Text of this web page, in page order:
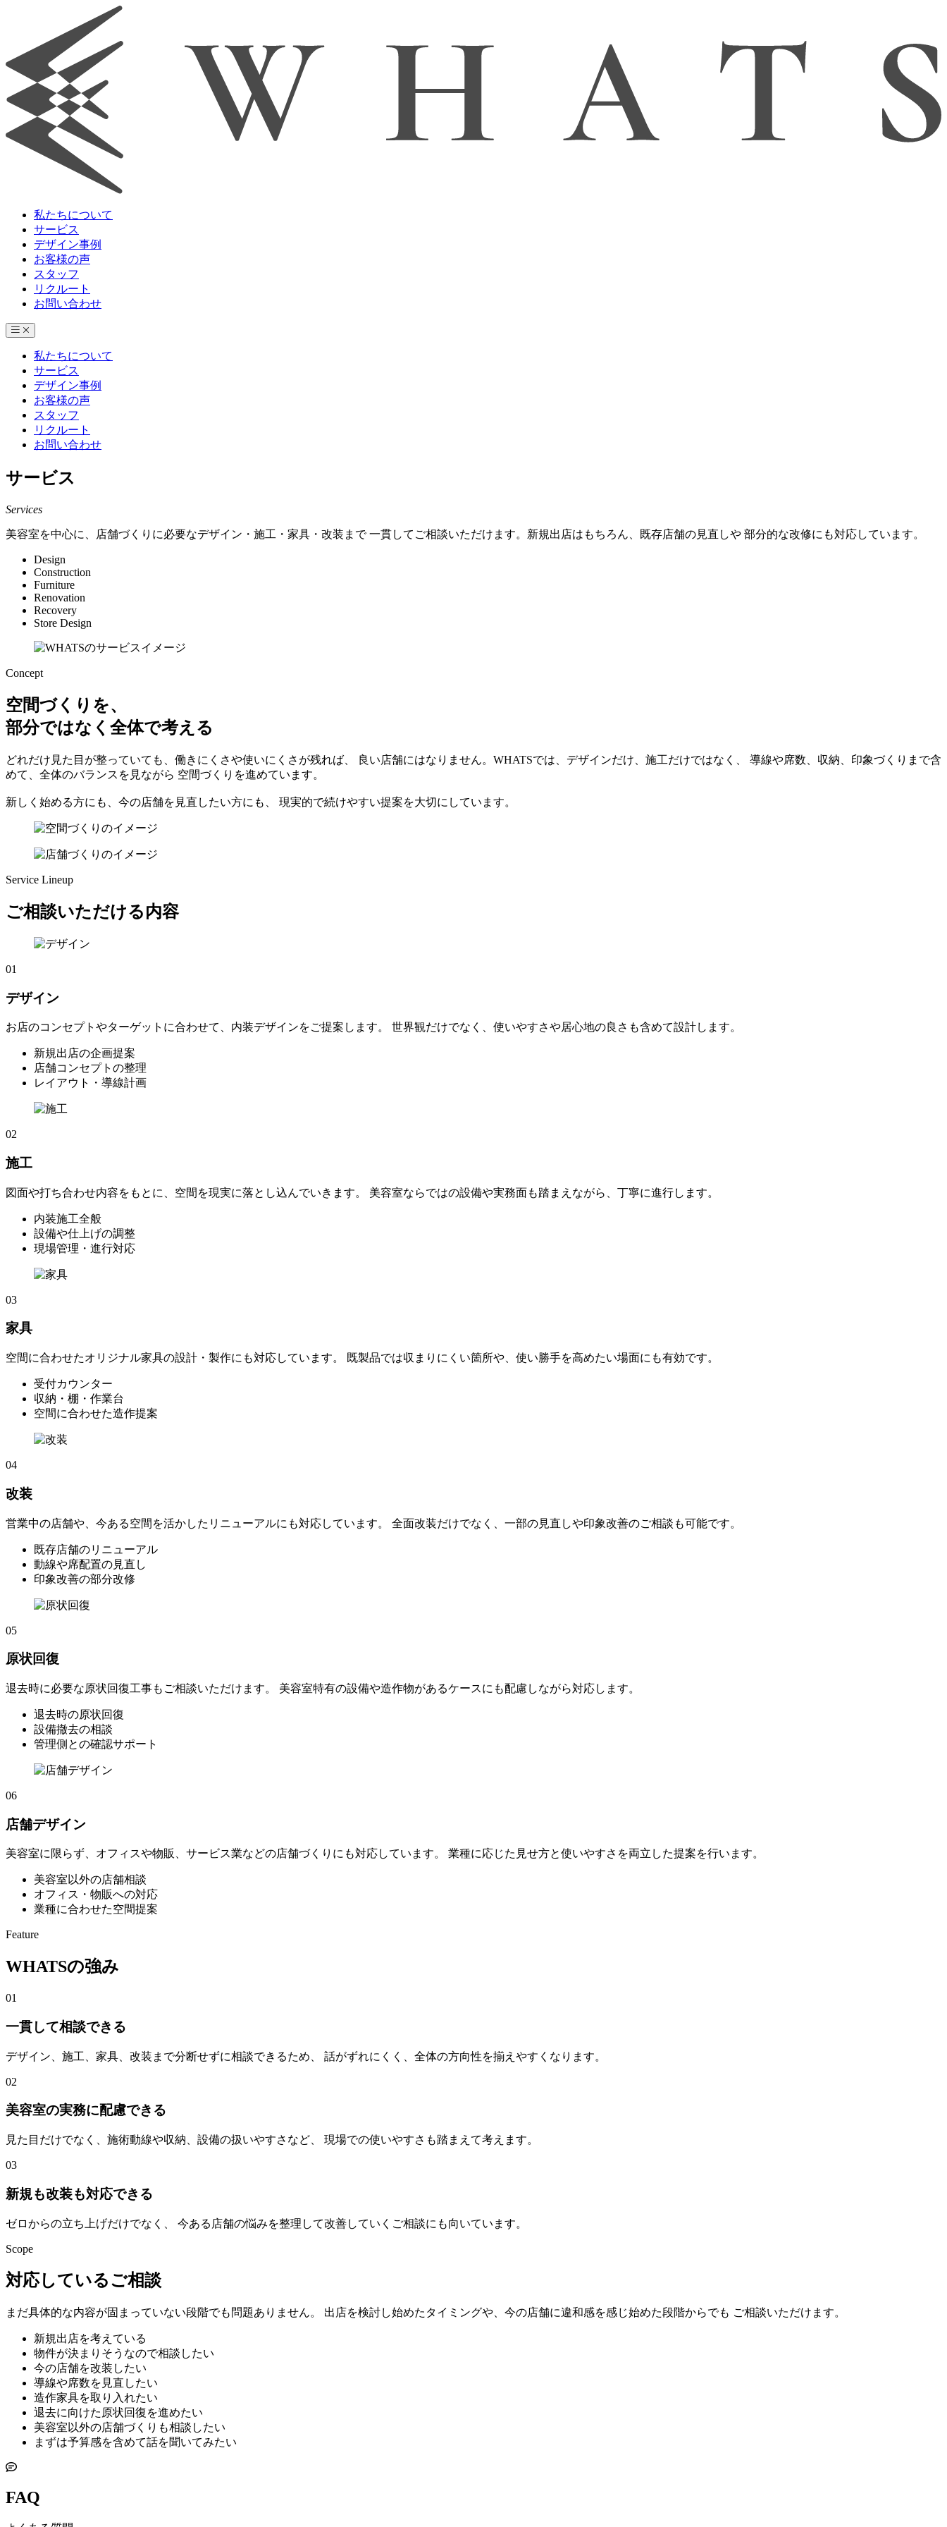
私たちについて
サービス
デザイン事例
お客様の声
スタッフ
リクルート
お問い合わせ
私たちについて
サービス
デザイン事例
お客様の声
スタッフ
リクルート
お問い合わせ
サービス
Services
美容室を中心に、店舗づくりに必要なデザイン・施工・家具・改装まで 一貫してご相談いただけます。新規出店はもちろん、既存店舗の見直しや 部分的な改修にも対応しています。
Design
Construction
Furniture
Renovation
Recovery
Store Design
Concept
空間づくりを、
部分ではなく全体で考える
どれだけ見た目が整っていても、働きにくさや使いにくさが残れば、 良い店舗にはなりません。WHATSでは、デザインだけ、施工だけではなく、 導線や席数、収納、印象づくりまで含
めて、全体のバランスを見ながら 空間づくりを進めています。
新しく始める方にも、今の店舗を見直したい方にも、 現実的で続けやすい提案を大切にしています。
Service Lineup
ご相談いただける内容
01
デザイン
お店のコンセプトやターゲットに合わせて、内装デザインをご提案します。 世界観だけでなく、使いやすさや居心地の良さも含めて設計します。
新規出店の企画提案
店舗コンセプトの整理
レイアウト・導線計画
02
施工
図面や打ち合わせ内容をもとに、空間を現実に落とし込んでいきます。 美容室ならではの設備や実務面も踏まえながら、丁寧に進行します。
内装施工全般
設備や仕上げの調整
現場管理・進行対応
03
家具
空間に合わせたオリジナル家具の設計・製作にも対応しています。 既製品では収まりにくい箇所や、使い勝手を高めたい場面にも有効です。
受付カウンター
収納・棚・作業台
空間に合わせた造作提案
04
改装
営業中の店舗や、今ある空間を活かしたリニューアルにも対応しています。 全面改装だけでなく、一部の見直しや印象改善のご相談も可能です。
既存店舗のリニューアル
動線や席配置の見直し
印象改善の部分改修
05
原状回復
退去時に必要な原状回復工事もご相談いただけます。 美容室特有の設備や造作物があるケースにも配慮しながら対応します。
退去時の原状回復
設備撤去の相談
管理側との確認サポート
06
店舗デザイン
美容室に限らず、オフィスや物販、サービス業などの店舗づくりにも対応しています。 業種に応じた見せ方と使いやすさを両立した提案を行います。
美容室以外の店舗相談
オフィス・物販への対応
業種に合わせた空間提案
Feature
WHATSの強み
01
一貫して相談できる
デザイン、施工、家具、改装まで分断せずに相談できるため、 話がずれにくく、全体の方向性を揃えやすくなります。
02
美容室の実務に配慮できる
見た目だけでなく、施術動線や収納、設備の扱いやすさなど、 現場での使いやすさも踏まえて考えます。
03
新規も改装も対応できる
ゼロからの立ち上げだけでなく、 今ある店舗の悩みを整理して改善していくご相談にも向いています。
Scope
対応しているご相談
まだ具体的な内容が固まっていない段階でも問題ありません。 出店を検討し始めたタイミングや、今の店舗に違和感を感じ始めた段階からでも ご相談いただけます。
新規出店を考えている
物件が決まりそうなので相談したい
今の店舗を改装したい
導線や席数を見直したい
造作家具を取り入れたい
退去に向けた原状回復を進めたい
美容室以外の店舗づくりも相談したい
まずは予算感を含めて話を聞いてみたい
FAQ